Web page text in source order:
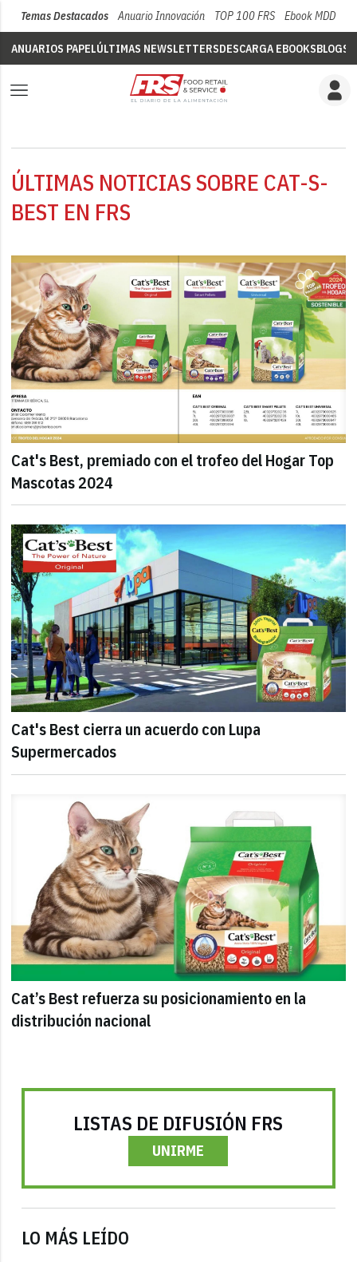
Temas Destacados Anuario Innovación TOP 100 FRS Ebook MDD
ANUARIOS PAPELÚLTIMAS NEWSLETTERSDESCARGA EBOOKSBLOGS
ÚLTIMAS NOTICIAS SOBRE CAT-S-
BEST EN FRS
Cat's Best, premiado con el trofeo del Hogar Top
Mascotas 2024
Cat's Best cierra un acuerdo con Lupa
Supermercados
Cat’s Best refuerza su posicionamiento en la
distribución nacional
LISTAS DE DIFUSIÓN FRS
UNIRME
LO MÁS LEÍDO